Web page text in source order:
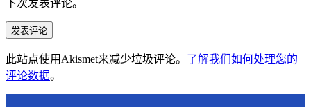
下次发表评论。
发表评论
此站点使用Akismet来减少垃圾评论。 了解我们如何处理您的
评论数据。